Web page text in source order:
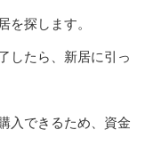
を探します。
したら、新居に引っ
入できるため、資金